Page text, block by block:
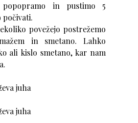
popopramo in pustimo 5
povežejo postrežemo
in smetano. Lahko
ali kislo smetano, kar nam